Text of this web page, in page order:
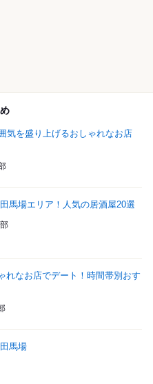
気を盛り上げるおしゃれなお店
馬場エリア！人気の居酒屋20選
れなお店でデート！時間帯別おす
馬場